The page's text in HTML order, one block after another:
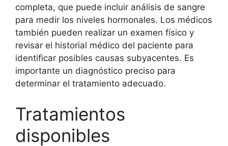
completa, que puede incluir análisis de sangre
para medir los niveles hormonales. Los médicos
también pueden realizar un examen físico y
revisar el historial médico del paciente para
identificar posibles causas subyacentes. Es
importante un diagnóstico preciso para
determinar el tratamiento adecuado.
Tratamientos
disponibles